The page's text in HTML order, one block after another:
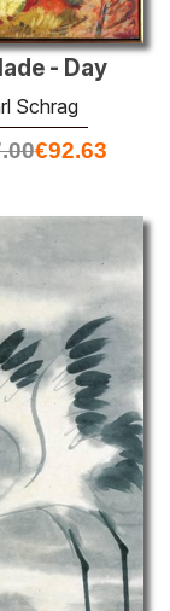
- Day
Schrag
€92.63